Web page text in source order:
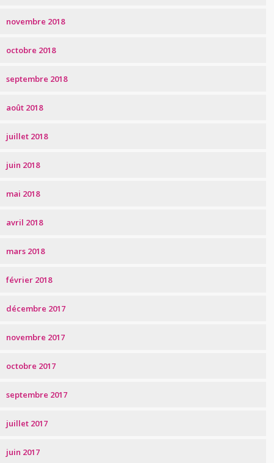
novembre 2018
octobre 2018
septembre 2018
août 2018
juillet 2018
juin 2018
mai 2018
avril 2018
mars 2018
février 2018
décembre 2017
novembre 2017
octobre 2017
septembre 2017
juillet 2017
juin 2017